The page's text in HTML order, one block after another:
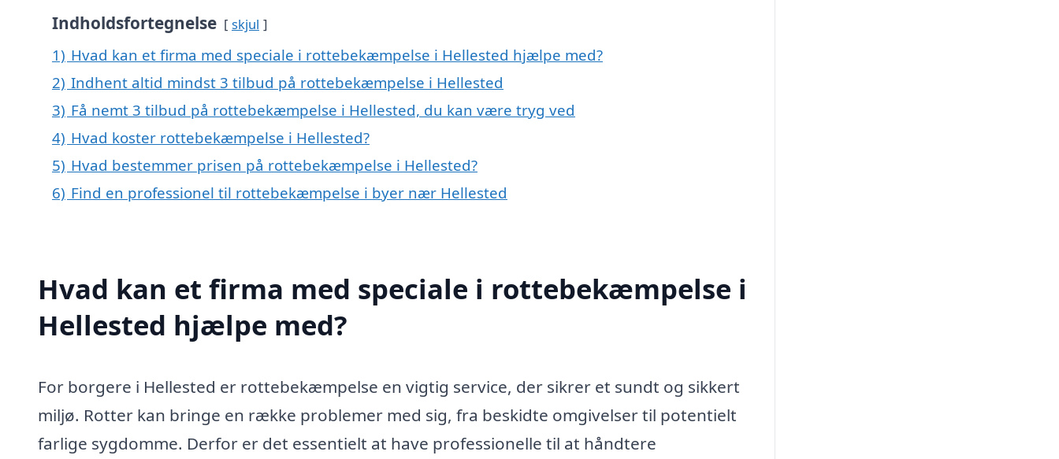
Indholdsfortegnelse skjul
1) Hvad kan et firma med speciale i rottebekæmpelse i Hellested hjælpe med?
2) Indhent altid mindst 3 tilbud på rottebekæmpelse i Hellested
3) Få nemt 3 tilbud på rottebekæmpelse i Hellested, du kan være tryg ved
4) Hvad koster rottebekæmpelse i Hellested?
5) Hvad bestemmer prisen på rottebekæmpelse i Hellested?
6) Find en professionel til rottebekæmpelse i byer nær Hellested
Hvad kan et firma med speciale i rottebekæmpelse i
Hellested hjælpe med?
For borgere i Hellested er rottebekæmpelse en vigtig service, der sikrer et sundt og sikkert
miljø. Rotter kan bringe en række problemer med sig, fra beskidte omgivelser til potentielt
farlige sygdomme. Derfor er det essentielt at have professionelle til at håndtere